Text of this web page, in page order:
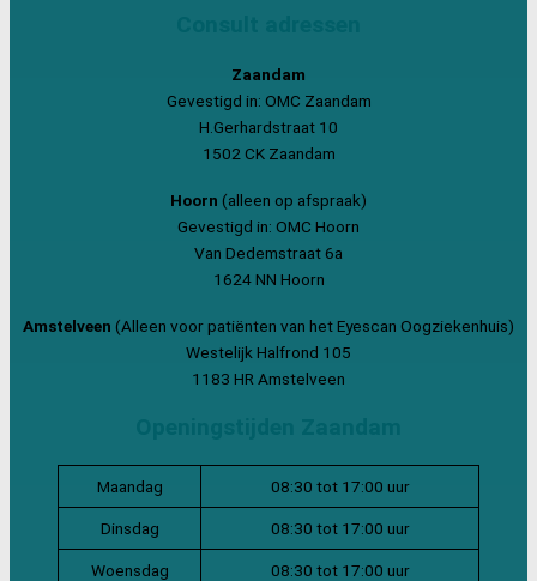
Zaandam
Gevestigd in: OMC Zaandam
H.Gerhardstraat 10
1502 CK Zaandam
Hoorn (alleen op afspraak)
Gevestigd in: OMC Hoorn
Van Dedemstraat 6a
1624 NN Hoorn
Amstelveen (Alleen voor patiënten van het Eyescan Oogziekenhuis)
Westelijk Halfrond 105
1183 HR Amstelveen
Maandag 08:30 tot 17:00 uur
Dinsdag 08:30 tot 17:00 uur
Woensdag 08:30 tot 17:00 uur